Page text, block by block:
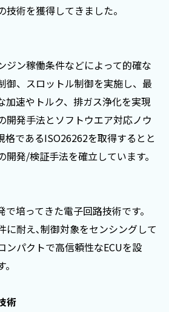
術を獲得してきました。
ジン稼働条件などによって的確な
御、スロットル制御を実施し、最
加速やトルク、排ガス浄化を実現
開発手法とソフトウエア対応ノウ
格であるISO26262を取得するとと
発/検証手法を確立しています。
で培ってきた電子回路技術です。
に耐え､制御対象をセンシングして
ンパクトで高信頼性なECUを設
術